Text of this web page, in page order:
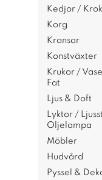
Kedjor /
Korg
Kransar
Konstväxter
Krukor /
Fat
Ljus & Doft
Lyktor /
Oljelampa
Möbler
Hudvård
Pyssel &